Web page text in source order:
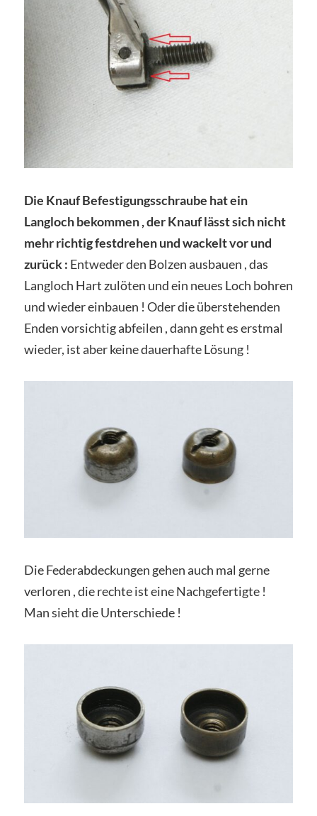
Die Knauf Befestigungsschraube hat ein
Langloch bekommen , der Knauf lässt sich nicht
mehr richtig festdrehen und wackelt vor und
zurück : Entweder den Bolzen ausbauen , das
Langloch Hart zulöten und ein neues Loch bohren
und wieder einbauen ! Oder die überstehenden
Enden vorsichtig abfeilen , dann geht es erstmal
wieder, ist aber keine dauerhafte Lösung !
Die Federabdeckungen gehen auch mal gerne
verloren , die rechte ist eine Nachgefertigte !
Man sieht die Unterschiede !